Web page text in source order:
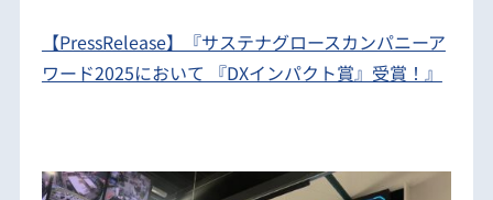
【PressRelease】『サステナグロースカンパニーア
ワード2025において 『DXインパクト賞』受賞！』